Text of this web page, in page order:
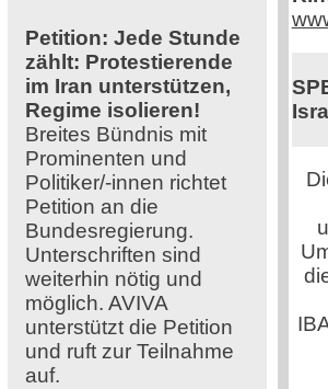
Petition: Jede Stunde
zählt: Protestierende
im Iran unterstützen,
Regime isolieren!
Breites Bündnis mit
Prominenten und
Politiker/-innen richtet
Petition an die
Bundesregierung.
Unterschriften sind
weiterhin nötig und
möglich. AVIVA
unterstützt die Petition
und ruft zur Teilnahme
auf.